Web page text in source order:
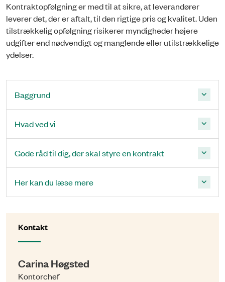
Kontraktopfølgning er med til at sikre, at leverandører
leverer det, der er aftalt, til den rigtige pris og kvalitet. Uden
tilstrækkelig opfølgning risikerer myndigheder højere
udgifter end nødvendigt og manglende eller utilstrækkelige
ydelser.
Baggrund
Hvad ved vi
Gode råd til dig, der skal styre en kontrakt
Her kan du læse mere
Kontakt
Carina Høgsted
Kontorchef